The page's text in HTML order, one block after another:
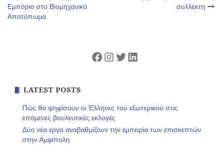
άρθρων
Εμπόριο στο Βιομηχανικό
Αποτύπωμα
συλλέκτη
Facebook
Instagram
Twitter
Linkedin
LATEST POSTS
Πώς θα ψηφίσουν οι Έλληνες του εξωτερικού στις
επόμενες βουλευτικές εκλογές
Δύο νέα έργα αναβαθμίζουν την εμπειρία των επισκεπτών
στην Αμφίπολη